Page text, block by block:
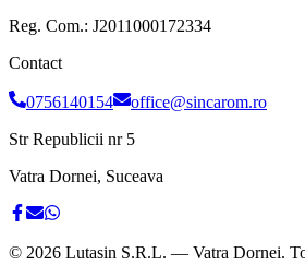
Reg. Com.: J2011000172334
Contact
0756140154
office@sincarom.ro
Str Republicii nr 5
Vatra Dornei, Suceava
© 2026 Lutasin S.R.L. — Vatra Dornei.